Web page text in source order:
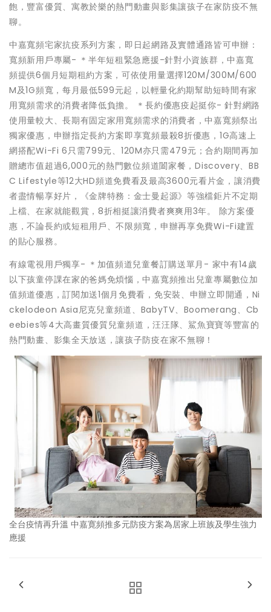
飽，豐富優質、寓教於樂的熱門動畫與影集讓孩子在家防疫不無
聊。
中嘉寬頻宅家抗疫系列方案，即日起網路及實體通路皆可申辦：
寬頻新用戶專屬- ＊半年短租緊急應援-針對小資族群，中嘉寬
頻提供6個月短期租約方案，可依使用量選擇120M/300M/600
M及1G頻寬，每月最低599元起，以輕量化約期幫助短時間有家
用寬頻需求的消費者降低負擔。 ＊長約優惠疫起挺你- 針對網路
使用量較大、長期有固定家用寬頻需求的消費者，中嘉寬頻祭出
獨家優惠，申辦指定長約方案即享寬頻最殺8折優惠，1G高速上
網搭配Wi-Fi 6只需799元、120M亦只需479元；合約期間再加
贈總市值超過6,000元的熱門數位頻道闔家餐，Discovery、BB
C Lifestyle等12大HD頻道免費看及最高3600元看片金，讓消費
者盡情暢享好片，《金牌特務：金士曼起源》等強檔鉅片不定期
上檔、在家就能觀賞，8折相挺讓消費者爽爽用3年。 除方案優
惠，不論長約或短租用戶、不限頻寬，申辦再享免費Wi-Fi建置
的貼心服務。
有線電視用戶獨享- ＊加值頻道兒童餐訂購送單月- 家中有14歲
以下孩童停課在家的爸媽免煩惱，中嘉寬頻推出兒童專屬數位加
值頻道優惠，訂閱加送1個月免費看，免安裝、申辦立即開通，Ni
ckelodeon Asia尼克兒童頻道、BabyTV、Boomerang、Cb
eebies等4大高畫質優質兒童頻道，汪汪隊、鯊魚寶寶等豐富的
熱門動畫、影集全天放送，讓孩子防疫在家不無聊！
全台疫情再升溫 中嘉寛頻推多元防疫方案為居家上班族及學生強力
應援